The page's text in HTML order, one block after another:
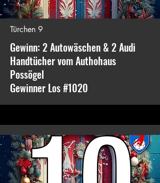
Türchen 9
Gewinn: 2 Autowäschen & 2 Audi
Handtücher vom Authohaus
Possögel
Gewinner Los #1020